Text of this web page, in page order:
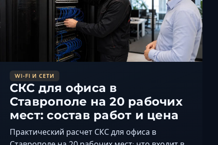
WI‑FI И СЕТИ
СКС для офиса в
Ставрополе на 20 рабочих
мест: состав работ и цена
Практический расчет СКС для офиса в